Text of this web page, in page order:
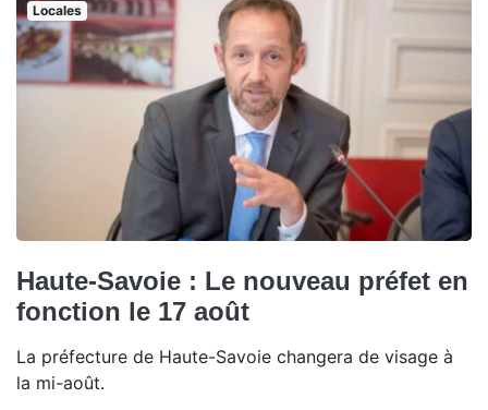
Locales
Haute-Savoie : Le nouveau préfet en
fonction le 17 août
La préfecture de Haute-Savoie changera de visage à
la mi-août.